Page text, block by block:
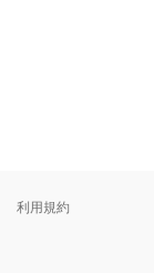
利用規約